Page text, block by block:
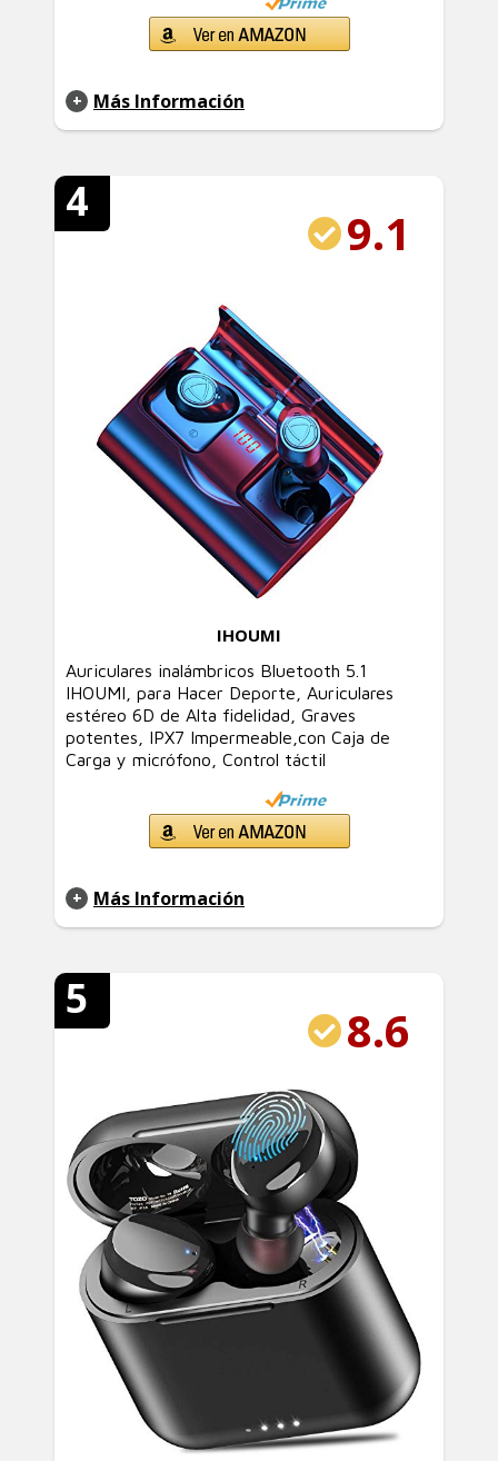
Más Información
4
9.1
IHOUMI
Auriculares inalámbricos Bluetooth 5.1
IHOUMI, para Hacer Deporte, Auriculares
estéreo 6D de Alta fidelidad, Graves
potentes, IPX7 Impermeable,con Caja de
Carga y micrófono, Control táctil
Más Información
5
8.6